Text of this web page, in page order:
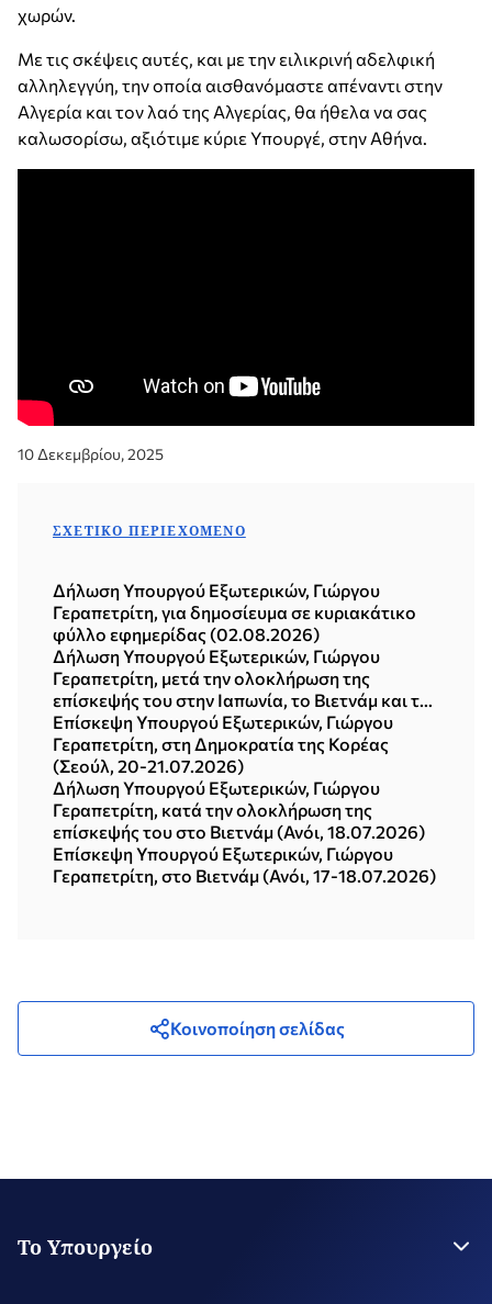
χωρών.
Με τις σκέψεις αυτές, και με την ειλικρινή αδελφική
αλληλεγγύη, την οποία αισθανόμαστε απέναντι στην
Αλγερία και τον λαό της Αλγερίας, θα ήθελα να σας
καλωσορίσω, αξιότιμε κύριε Υπουργέ, στην Αθήνα.
10 Δεκεμβρίου, 2025
ΣΧΕΤΙΚΌ ΠΕΡΙΕΧΌΜΕΝΟ
Δήλωση Υπουργού Εξωτερικών, Γιώργου
Γεραπετρίτη, για δημοσίευμα σε κυριακάτικο
φύλλο εφημερίδας (02.08.2026)
Δήλωση Υπουργού Εξωτερικών, Γιώργου
Γεραπετρίτη, μετά την ολοκλήρωση της
επίσκεψής του στην Ιαπωνία, το Βιετνάμ και τη
Δημοκρατία της Κορέας (Σεούλ, 21.07.2026)
Επίσκεψη Υπουργού Εξωτερικών, Γιώργου
Γεραπετρίτη, στη Δημοκρατία της Κορέας
(Σεούλ, 20-21.07.2026)
Δήλωση Υπουργού Εξωτερικών, Γιώργου
Γεραπετρίτη, κατά την ολοκλήρωση της
επίσκεψής του στο Βιετνάμ (Ανόι, 18.07.2026)
Επίσκεψη Υπουργού Εξωτερικών, Γιώργου
Γεραπετρίτη, στο Βιετνάμ (Ανόι, 17-18.07.2026)
Κοινοποίηση σελίδας
Το Υπουργείο